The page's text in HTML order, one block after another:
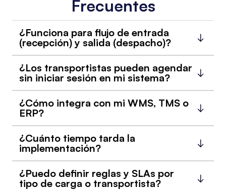
Frecuentes
¿Funciona para flujo de entrada
(recepción) y salida (despacho)?
¿Los transportistas pueden agendar
sin iniciar sesión en mi sistema?
¿Cómo integra con mi WMS, TMS o
ERP?
¿Cuánto tiempo tarda la
implementación?
¿Puedo definir reglas y SLAs por
tipo de carga o transportista?